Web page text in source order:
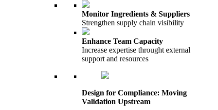
Monitor Ingredients & Suppliers
Strengthen supply chain visibility
Enhance Team Capacity
Increase expertise throught external
support and resources
Design for Compliance: Moving
Validation Upstream